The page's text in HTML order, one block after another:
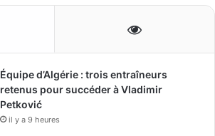
Équipe d’Algérie : trois entraîneurs
retenus pour succéder à Vladimir
Petković
il y a 9 heures